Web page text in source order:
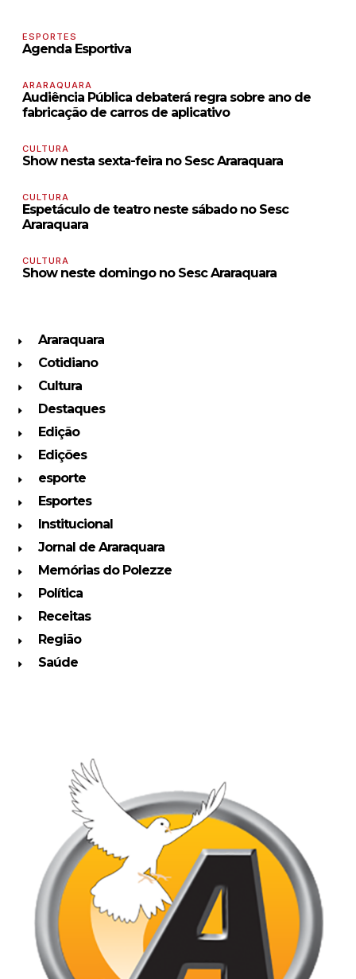
ESPORTES
Agenda Esportiva
ARARAQUARA
Audiência Pública debaterá regra sobre ano de
fabricação de carros de aplicativo
CULTURA
Show nesta sexta-feira no Sesc Araraquara
CULTURA
Espetáculo de teatro neste sábado no Sesc
Araraquara
CULTURA
Show neste domingo no Sesc Araraquara
Araraquara
Cotidiano
Cultura
Destaques
Edição
Edições
esporte
Esportes
Institucional
Jornal de Araraquara
Memórias do Polezze
Política
Receitas
Região
Saúde